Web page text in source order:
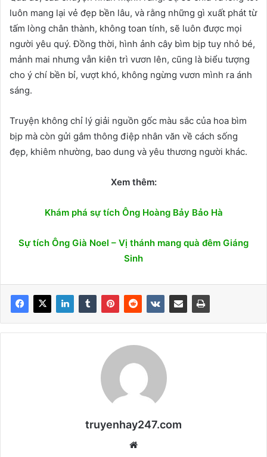
luôn mang lại vẻ đẹp bền lâu, và rằng những gì xuất phát từ
tấm lòng chân thành, không toan tính, sẽ luôn được mọi
người yêu quý. Đồng thời, hình ảnh cây bìm bịp tuy nhỏ bé,
mảnh mai nhưng vẫn kiên trì vươn lên, cũng là biểu tượng
cho ý chí bền bỉ, vượt khó, không ngừng vươn mình ra ánh
sáng.
Truyện không chỉ lý giải nguồn gốc màu sắc của hoa bìm
bịp mà còn gửi gắm thông điệp nhân văn về cách sống
đẹp, khiêm nhường, bao dung và yêu thương người khác.
Xem thêm:
Khám phá sự tích Ông Hoàng Bảy Bảo Hà
Sự tích Ông Già Noel – Vị thánh mang quà đêm Giáng
Sinh
truyenhay247.com